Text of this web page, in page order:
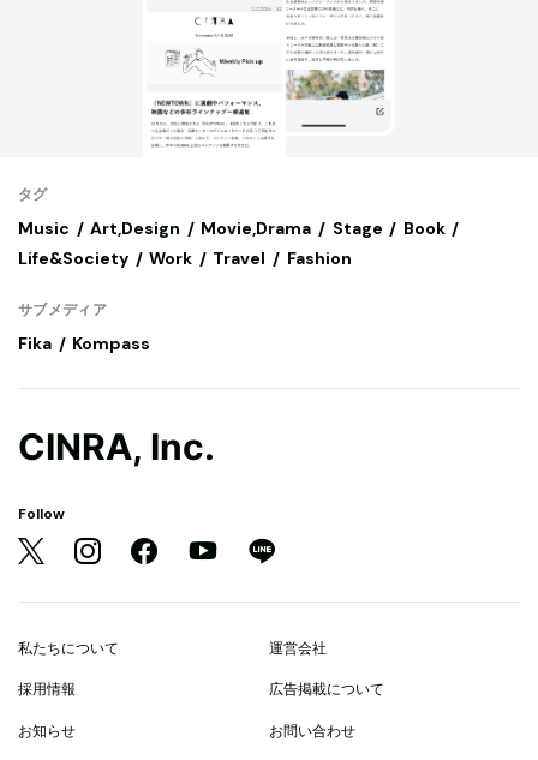
タグ
Music Art,Design Movie,Drama Stage
Book
Life&Society
Work Travel Fashion
サブメディア
Fika Kompass
CINRA, Inc.
Follow
私たちについて 運営会社
採用情報 広告掲載について
お知らせ お問い合わせ